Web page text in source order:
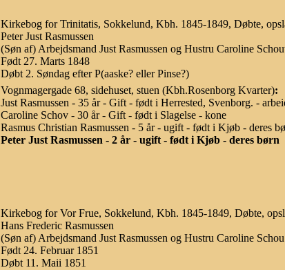
Kirkebog for Trinitatis, Sokkelund, Kbh. 1845-1849, Døbte,
Peter Just Rasmussen
(Søn af) Arbejdsmand Just Rasmussen og Hustru Caroline
Født 27. Marts 1848
Døbt 2. Søndag efter P(aaske? eller Pinse?)
Vognmagergade 68, sidehuset, stuen (Kbh.Rosenborg Kvarter):
Just Rasmussen - 35 år - Gift - født i Herrested, Svenborg. -
Caroline Schov - 30 år - Gift - født i Slagelse - kone
Rasmus Christian Rasmussen - 5 år - ugift - født i Kjøb - deres
Peter Just Rasmussen - 2 år - ugift - født i Kjøb - deres børn
Kirkebog for Vor Frue, Sokkelund, Kbh. 1845-1849, Døbte,
Hans Frederic Rasmussen
(Søn af) Arbejdsmand Just Rasmussen og Hustru Caroline
Født 24. Februar 1851
Døbt 11. Maii 1851